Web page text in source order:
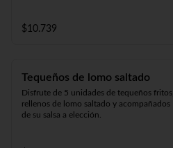
acevichada. 2 unidades.
$10.739
Tequeños de lomo saltado
Disfrute de 5 unidades de tequeños fritos,
rellenos de lomo saltado y acompañados
de su salsa a elección.